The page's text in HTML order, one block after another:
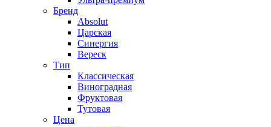
Бренд
Absolut
Царская
Синергия
Вереск
Тип
Классическая
Виноградная
Фруктовая
Тутовая
Цена